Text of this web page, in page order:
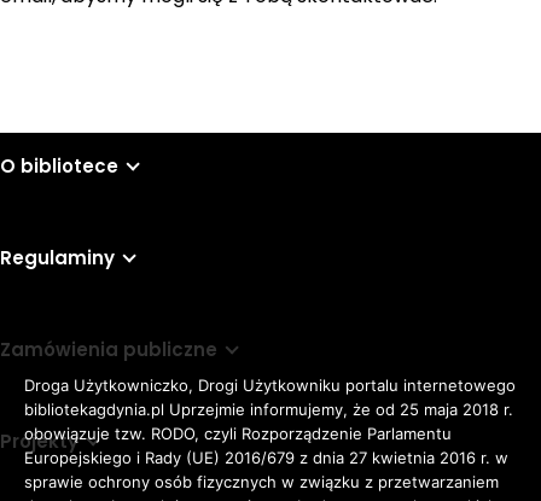
O bibliotece
Regulaminy
Zamówienia publiczne
Projekty
Droga Użytkowniczko, Drogi Użytkowniku portalu internetowego
bibliotekagdynia.pl Uprzejmie informujemy, że od 25 maja 2018 r.
obowiązuje tzw. RODO, czyli Rozporządzenie Parlamentu
Europejskiego i Rady (UE) 2016/679 z dnia 27 kwietnia 2016 r. w
sprawie ochrony osób fizycznych w związku z przetwarzaniem